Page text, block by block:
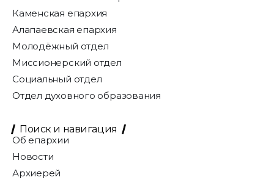
Каменская епархия
Алапаевская епархия
Молодёжный отдел
Миссионерский отдел
Социальный отдел
Отдел духовного образования
Поиск и навигация
Об епархии
Новости
Архиерей